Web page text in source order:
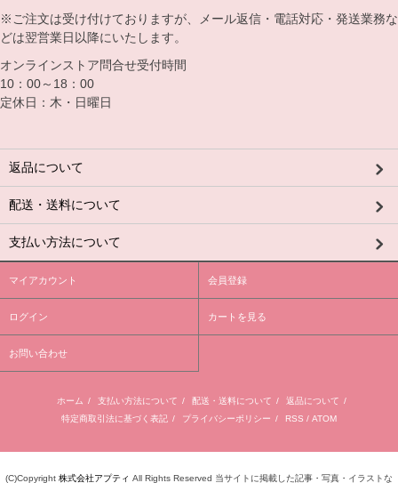
※ご注文は受け付けておりますが、メール返信・電話対応・発送業務な
どは翌営業日以降にいたします。
オンラインストア問合せ受付時間
10：00～18：00
定休日：木・日曜日
返品について
配送・送料について
支払い方法について
マイアカウント 会員登録
ログイン カートを見る
お問い合わせ
ホーム / 支払い方法について / 配送・送料について / 返品について /
特定商取引法に基づく表記 / プライバシーポリシー / RSS / ATOM
(C)Copyright 株式会社アプティ All Rights Reserved 当サイトに掲載した記事・写真・イラストな